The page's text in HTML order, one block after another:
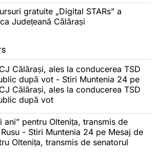
gratuite „Digital STARs” a
Județeană Călărași
Călărași, ales la conducerea TSD
după vot - Stiri Muntenia 24 pe
Călărași, ales la conducerea TSD
după vot
ani” pentru Oltenița, transmis de
- Stiri Muntenia 24 pe Mesaj de
Oltenița, transmis de senatorul